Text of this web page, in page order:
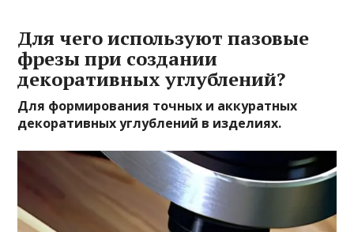
Для чего используют пазовые
фрезы при создании
декоративных углублений?
Для формирования точных и аккуратных
декоративных углублений в изделиях.